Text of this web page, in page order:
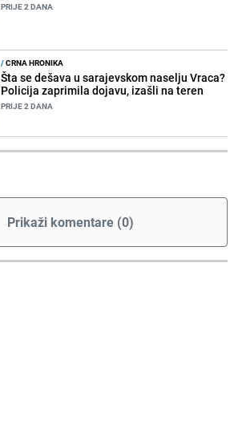
PRIJE 2 DANA
/CRNA HRONIKA
Šta se dešava u sarajevskom naselju Vraca?
Policija zaprimila dojavu, izašli na teren
PRIJE 2 DANA
Prikaži komentare (0)